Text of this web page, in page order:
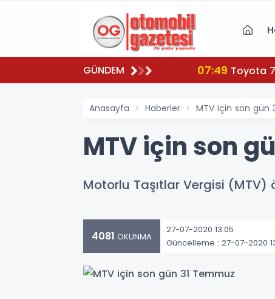
GÜNDEM 07:49 Toyota
Anasayfa Haberler MTV için son gün
MTV için son
Motorlu Taşıtlar Vergisi
4081 OKUNMA
27-07-2020 13:05
Güncelleme : 27-07-2020